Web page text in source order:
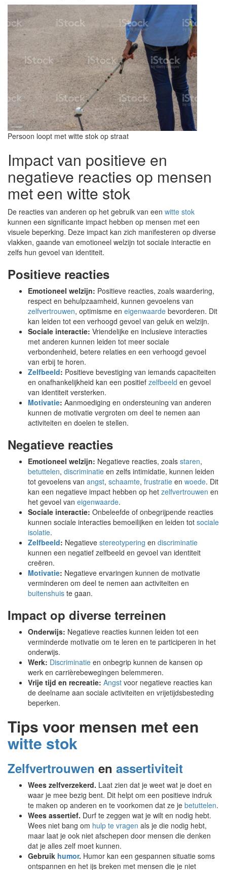
Persoon loopt met witte stok op straat
Impact van positieve en
negatieve reacties op mensen
met een witte stok
De reacties van anderen op het gebruik van een witte stok
kunnen een significante impact hebben op mensen met een
visuele beperking. Deze impact kan zich manifesteren op diverse
vlakken, gaande van emotioneel welzijn tot sociale interactie en
zelfs hun gevoel van identiteit.
Positieve reacties
Emotioneel welzijn: Positieve reacties, zoals waardering,
respect en behulpzaamheid, kunnen gevoelens van
zelfvertrouwen, optimisme en eigenwaarde bevorderen. Dit
kan leiden tot een verhoogd gevoel van geluk en welzijn.
Sociale interactie: Vriendelijke en inclusieve interacties
met anderen kunnen leiden tot meer sociale
verbondenheid, betere relaties en een verhoogd gevoel
van erbij te horen.
Zelfbeeld: Positieve bevestiging van iemands capaciteiten
en onafhankelijkheid kan een positief zelfbeeld en gevoel
van identiteit versterken.
Motivatie: Aanmoediging en ondersteuning van anderen
kunnen de motivatie vergroten om deel te nemen aan
activiteiten en doelen te stellen.
Negatieve reacties
Emotioneel welzijn: Negatieve reacties, zoals staren,
betuttelen, discriminatie en zelfs intimidatie, kunnen leiden
tot gevoelens van angst, schaamte, frustratie en woede. Dit
kan een negatieve impact hebben op het zelfvertrouwen en
het gevoel van eigenwaarde.
Sociale interactie: Onbeleefde of onbegrijpende reacties
kunnen sociale interacties bemoeilijken en leiden tot sociale
isolatie.
Zelfbeeld: Negatieve stereotypering en discriminatie
kunnen een negatief zelfbeeld en gevoel van identiteit
creëren.
Motivatie: Negatieve ervaringen kunnen de motivatie
verminderen om deel te nemen aan activiteiten en
buitenshuis te gaan.
Impact op diverse terreinen
Onderwijs: Negatieve reacties kunnen leiden tot een
verminderde motivatie om te leren en te participeren in het
onderwijs.
Werk: Discriminatie en onbegrip kunnen de kansen op
werk en carrièrebewegingen belemmeren.
Vrije tijd en recreatie: Angst voor negatieve reacties kan
de deelname aan sociale activiteiten en vrijetijdsbesteding
beperken.
Tips voor mensen met een
witte stok
Zelfvertrouwen en assertiviteit
Wees zelfverzekerd. Laat zien dat je weet wat je doet en
waar je mee bezig bent. Dit helpt om een positieve indruk
te maken op anderen en te voorkomen dat ze je betuttelen.
Wees assertief. Durf te zeggen wat je wilt en nodig hebt.
Wees niet bang om hulp te vragen als je die nodig hebt,
maar laat je ook niet afschepen door mensen die denken
dat je alles zelf moet kunnen.
Gebruik humor. Humor kan een gespannen situatie soms
ontspannen en het ijs breken met mensen die je niet